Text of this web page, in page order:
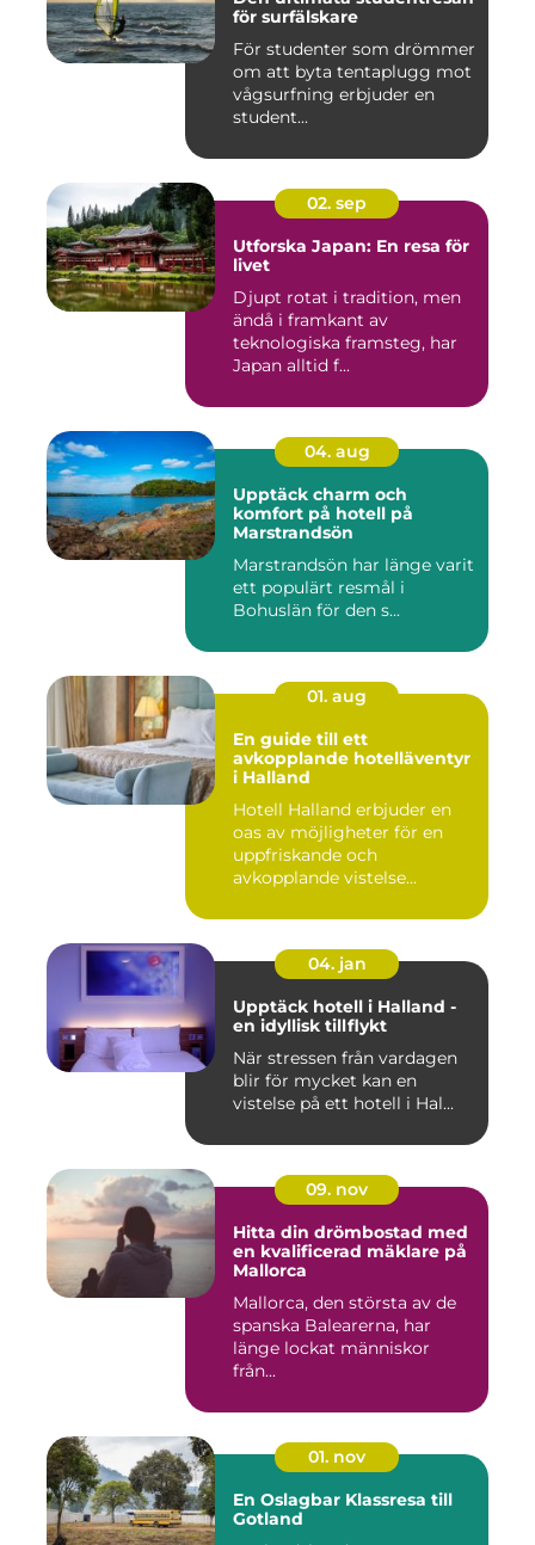
för surfälskare
För studenter som drömmer
om att byta tentaplugg mot
vågsurfning erbjuder en
student...
02. sep
Utforska Japan: En resa för
livet
Djupt rotat i tradition, men
ändå i framkant av
teknologiska framsteg, har
Japan alltid f...
04. aug
Upptäck charm och
komfort på hotell på
Marstrandsön
Marstrandsön har länge varit
ett populärt resmål i
Bohuslän för den s...
01. aug
En guide till ett
avkopplande hotelläventyr
i Halland
Hotell Halland erbjuder en
oas av möjligheter för en
uppfriskande och
avkopplande vistelse...
04. jan
Upptäck hotell i Halland -
en idyllisk tillflykt
När stressen från vardagen
blir för mycket kan en
vistelse på ett hotell i Hal...
09. nov
Hitta din drömbostad med
en kvalificerad mäklare på
Mallorca
Mallorca, den största av de
spanska Balearerna, har
länge lockat människor
från...
01. nov
En Oslagbar Klassresa till
Gotland